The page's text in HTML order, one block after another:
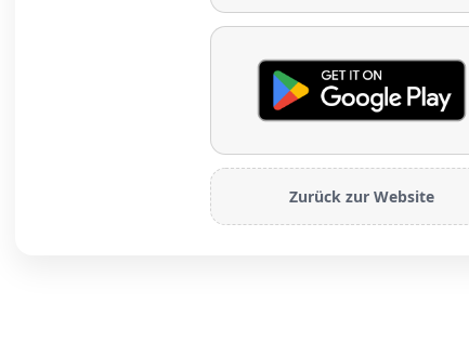
Zurück zur Website